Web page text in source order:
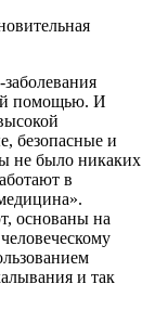
помощью. И
безопасные и
не было никаких
в
основаны на
и так